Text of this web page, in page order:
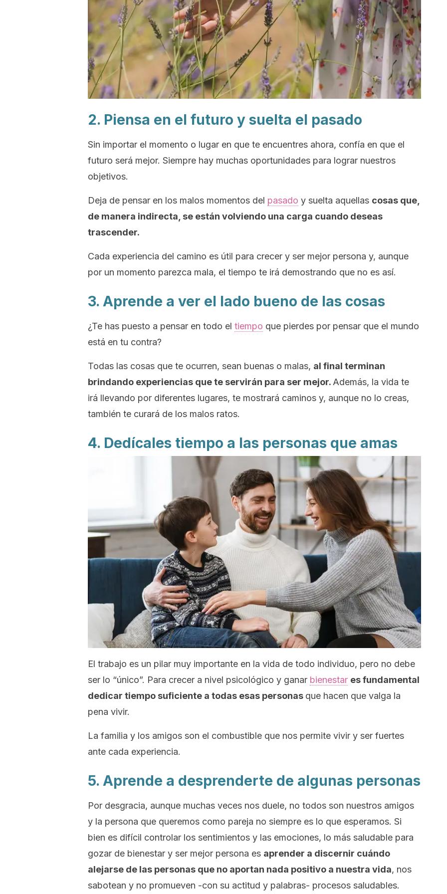
2. Piensa en el futuro y suelta el pasado
Sin importar el momento o lugar en que te encuentres ahora, confía en que el
futuro será mejor. Siempre hay muchas oportunidades para lograr nuestros
objetivos.
Deja de pensar en los malos momentos del pasado y suelta aquellas cosas que,
de manera indirecta, se están volviendo una carga cuando deseas
trascender.
Cada experiencia del camino es útil para crecer y ser mejor persona y, aunque
por un momento parezca mala, el tiempo te irá demostrando que no es así.
3. Aprende a ver el lado bueno de las cosas
¿Te has puesto a pensar en todo el tiempo que pierdes por pensar que el mundo
está en tu contra?
Todas las cosas que te ocurren, sean buenas o malas, al final terminan
brindando experiencias que te servirán para ser mejor. Además, la vida te
irá llevando por diferentes lugares, te mostrará caminos y, aunque no lo creas,
también te curará de los malos ratos.
4. Dedícales tiempo a las personas que amas
El trabajo es un pilar muy importante en la vida de todo individuo, pero no debe
ser lo “único”. Para crecer a nivel psicológico y ganar bienestar es fundamental
dedicar tiempo suficiente a todas esas personas que hacen que valga la
pena vivir.
La familia y los amigos son el combustible que nos permite vivir y ser fuertes
ante cada experiencia.
5. Aprende a desprenderte de algunas personas
Por desgracia, aunque muchas veces nos duele, no todos son nuestros amigos
y la persona que queremos como pareja no siempre es lo que esperamos. Si
bien es difícil controlar los sentimientos y las emociones, lo más saludable para
gozar de bienestar y ser mejor persona es aprender a discernir cuándo
alejarse de las personas que no aportan nada positivo a nuestra vida, nos
sabotean y no promueven -con su actitud y palabras- procesos saludables.